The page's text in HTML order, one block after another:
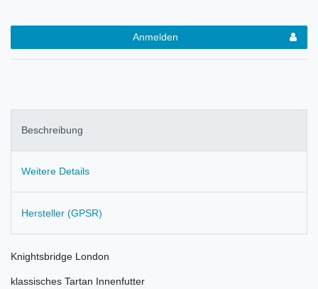
Anmelden
Beschreibung
Weitere Details
Hersteller (GPSR)
Knightsbridge London
klassisches Tartan Innenfutter